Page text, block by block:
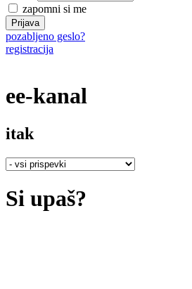
zapomni si me
pozabljeno geslo?
registracija
ee-kanal
itak
Si upaš?